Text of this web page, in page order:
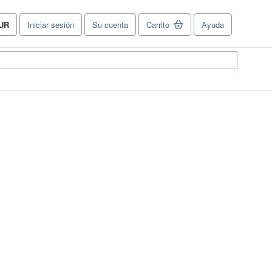
Iniciar sesión Su cuenta Carrito Ayuda